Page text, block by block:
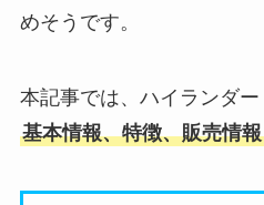
めそうです。
本記事では、ハイランダ
基本情報、特徴、販売情報